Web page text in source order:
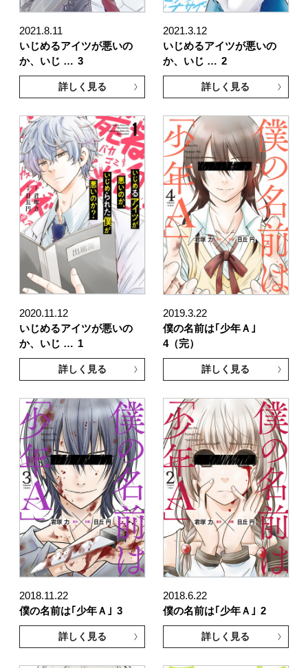
2021.8.11
いじめるアイツが悪いの
か、いじ … 3
詳しく見る
2021.3.12
いじめるアイツが悪いの
か、いじ … 2
詳しく見る
2020.11.12
いじめるアイツが悪いの
か、いじ … 1
詳しく見る
2019.3.22
僕の名前は｢少年Ａ｣
4（完）
詳しく見る
2018.11.22
僕の名前は｢少年Ａ｣ 3
詳しく見る
2018.6.22
僕の名前は｢少年Ａ｣ 2
詳しく見る